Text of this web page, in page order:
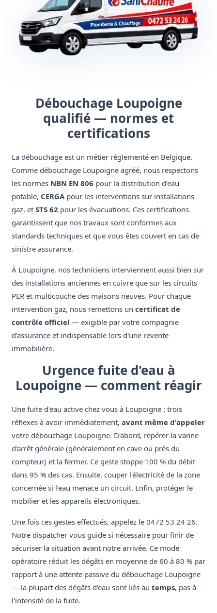
Débouchage Loupoigne
qualifié — normes et
certifications
La débouchage est un métier réglementé en Belgique.
Comme débouchage Loupoigne agréé, nous respectons
les normes NBN EN 806 pour la distribution d'eau
potable, CERGApour les interventions sur installations
gaz, et STS 62 pour les évacuations. Ces certifications
garantissent que nos travaux sont conformes aux
standards techniques et que vous êtes couvert en cas de
sinistre assurance.
À Loupoigne, nos techniciens interviennent aussi bien sur
des installations anciennes en cuivre que sur les circuits
PER et multicouche des maisons neuves. Pour chaque
intervention gaz, nous remettons un certificat de
contrôle officiel — exigible par votre compagnie
d'assurance et indispensable lors d'une revente
immobilière.
Urgence fuite d'eau à
Loupoigne — comment réagir
Une fuite d'eau active chez vous à Loupoigne : trois
réflexes à avoir immédiatement, avant même d'appeler
votre débouchage Loupoigne. D'abord, repérer la vanne
d'arrêt générale (généralement en cave ou près du
compteur) et la fermer. Ce geste stoppe 100 % du débit
dans 95 % des cas. Ensuite, couper l'électricité de la zone
concernée si l'eau menace un circuit. Enfin, protéger le
mobilier et les appareils électroniques.
Une fois ces gestes effectués, appelez le 0472 53 24 26.
Notre dispatcher vous guide si nécessaire pour finir de
sécuriser la situation avant notre arrivée. Ce mode
opératoire réduit les dégâts en moyenne de 60 à 80 % par
rapport à une attente passive du débouchage Loupoigne
— la plupart des dégâts d'eau sont liés au temps, pas à
l'intensité de la fuite.